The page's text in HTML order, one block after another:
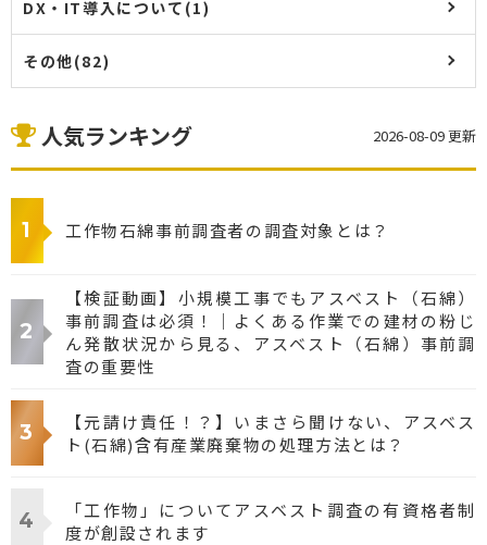
DX・IT導入について(1)
その他(82)
人気ランキング 2026-08-09 更新
工作物石綿事前調査者の調査対象とは？
【検証動画】小規模工事でもアスベスト（石綿）
事前調査は必須！｜よくある作業での建材の粉じ
ん発散状況から見る、アスベスト（石綿）事前調
査の重要性
【元請け責任！？】いまさら聞けない、アスベス
ト(石綿)含有産業廃棄物の処理方法とは？
「工作物」についてアスベスト調査の有資格者制
度が創設されます